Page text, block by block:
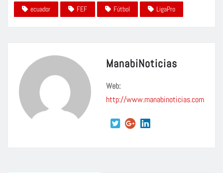
ecuador FEF Fútbol LigaPro
ManabiNoticias
Web:
http://www.manabinoticias.com